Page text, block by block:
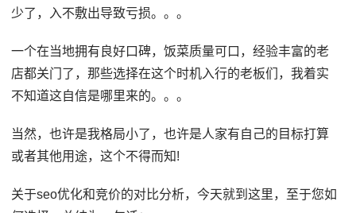
少了，入不敷出导致亏损。。。
一个在当地拥有良好口碑，饭菜质量可口，经验丰富的老
店都关门了，那些选择在这个时机入行的老板们，我着实
不知道这自信是哪里来的。。。
当然，也许是我格局小了，也许是人家有自己的目标打算
或者其他用途，这个不得而知!
关于seo优化和竞价的对比分析，今天就到这里，至于您如